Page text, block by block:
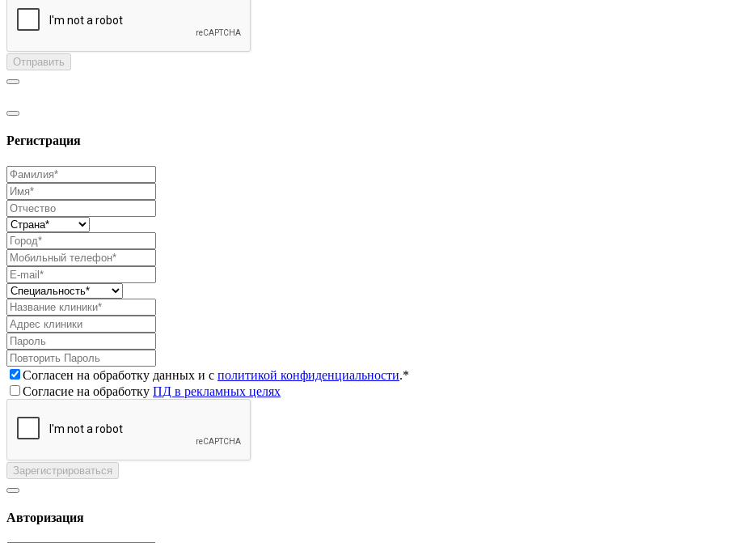
Отправить
Регистрация
Согласен на обработку данных и с политикой конфиденциальности.*
Согласие на обработку ПД в рекламных целях
Зарегистрироваться
Авторизация